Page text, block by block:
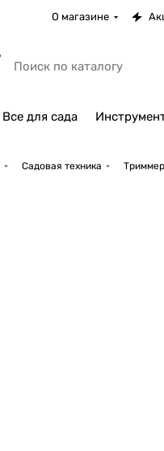
О магазине
Все для сада
Садовая техника